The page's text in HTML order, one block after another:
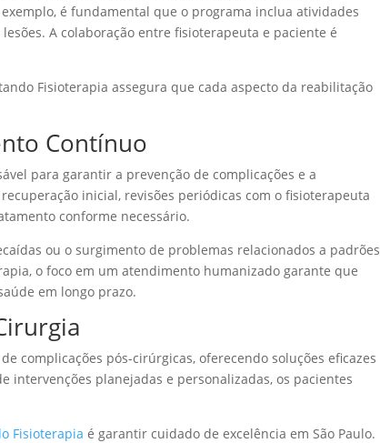
é fundamental que o programa inclua atividades
A colaboração entre fisioterapeuta e paciente é
Fisioterapia assegura que cada aspecto da reabilitação
Contínuo
para garantir a prevenção de complicações e a
inicial, revisões periódicas com o fisioterapeuta
conforme necessário.
ou o surgimento de problemas relacionados a padrões
o foco em um atendimento humanizado garante que
em longo prazo.
complicações pós-cirúrgicas, oferecendo soluções eficazes
intervenções planejadas e personalizadas, os pacientes
Fisioterapia é garantir cuidado de excelência em São Paulo.